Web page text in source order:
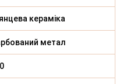
кераміка
метал